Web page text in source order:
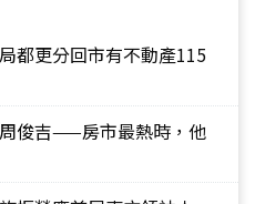
都更分回市有不動產115
俊吉——房市最熱時，他